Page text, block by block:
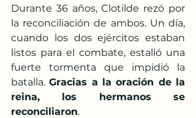
Durante 36 años, Clotilde rezó por
la reconciliación de ambos. Un día,
cuando los dos ejércitos estaban
listos para el combate, estalló una
fuerte tormenta que impidió la
batalla. Gracias a la oración de la
reina, los hermanos se
reconciliaron.